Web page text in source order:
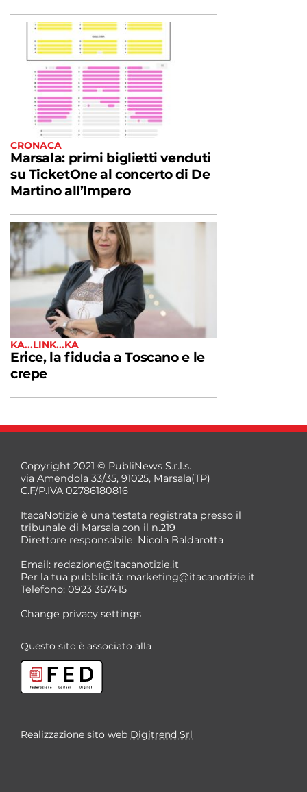
CRONACA
Marsala: primi biglietti venduti
su TicketOne al concerto di De
Martino all’Impero
KA...LINK...KA
Erice, la fiducia a Toscano e le
crepe
Copyright 2021 © PubliNews S.r.l.s.
via Amendola 33/35, 91025, Marsala(TP)
C.F/P.IVA 02786180816
ItacaNotizie è una testata registrata presso il
tribunale di Marsala con il n.219
Direttore responsabile: Nicola Baldarotta
Email: redazione@itacanotizie.it
Per la tua pubblicità: marketing@itacanotizie.it
Telefono: 0923 367415
Change privacy settings
Questo sito è associato alla
Realizzazione sito web Digitrend Srl